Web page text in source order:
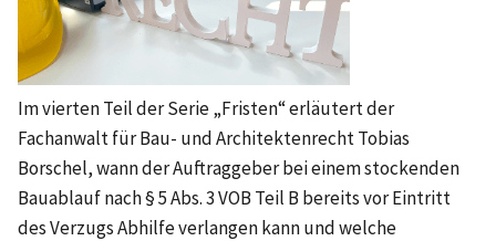
Im vierten Teil der Serie „Fristen“ erläutert der
Fachanwalt für Bau- und Architektenrecht Tobias
Borschel, wann der Auftraggeber bei einem stockenden
Bauablauf nach § 5 Abs. 3 VOB Teil B bereits vor Eintritt
des Verzugs Abhilfe verlangen kann und welche